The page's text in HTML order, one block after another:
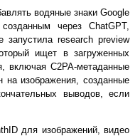
водяные знаки Google
через ChatGPT,
research preview
ищет в загруженных
включая C2PA-метаданные
на изображения, созданные
выводов, если
для изображений, видео